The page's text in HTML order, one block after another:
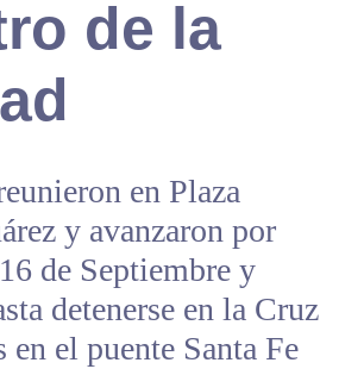
de la
en Plaza
y avanzaron por
de Septiembre y
detenerse en la Cruz
en el puente Santa Fe